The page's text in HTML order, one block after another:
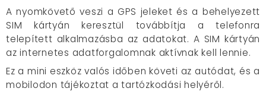
A nyomkövető veszi a GPS jeleket és a behelyezett
SIM kártyán keresztül továbbítja a telefonra
telepített alkalmazásba az adatokat. A SIM kártyán
az internetes adatforgalomnak aktívnak kell lennie.
Ez a mini eszköz valós időben követi az autódat, és a
mobilodon tájékoztat a tartózkodási helyéről.